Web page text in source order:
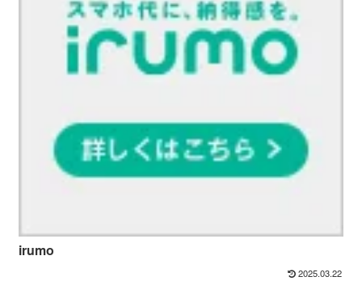
irumo
2025.03.22